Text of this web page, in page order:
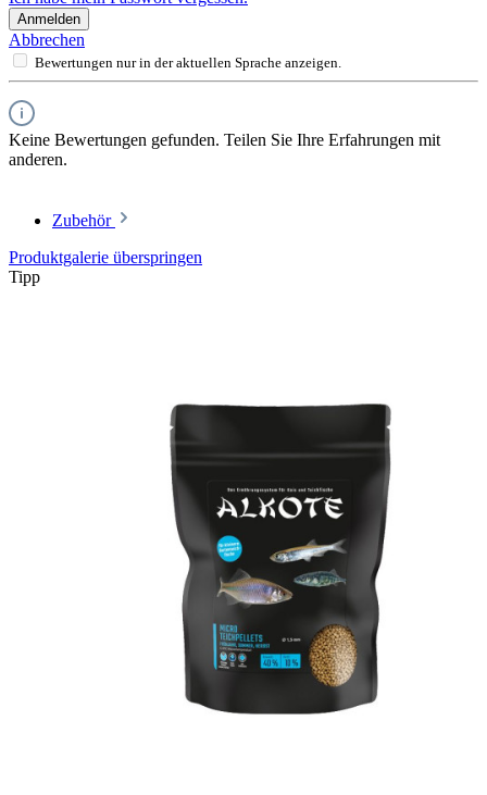
Anmelden
Abbrechen
Bewertungen nur in der aktuellen Sprache anzeigen.
Keine Bewertungen gefunden. Teilen Sie Ihre Erfahrungen mit
anderen.
Zubehör
Produktgalerie überspringen
Tipp